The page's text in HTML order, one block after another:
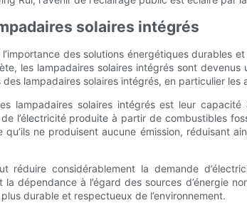
solaires intégrés
des solutions énergétiques
les lampadaires solaires intégrés sont
lampadaires solaires intégrés, en particulier
lampadaires solaires intégrés est leur
l’électricité produite à partir de combustibles
ne produisent aucune émission, réduisant
réduire considérablement la demande
dépendance à l’égard des sources d’énergie
durable et respectueux de l’environnement.